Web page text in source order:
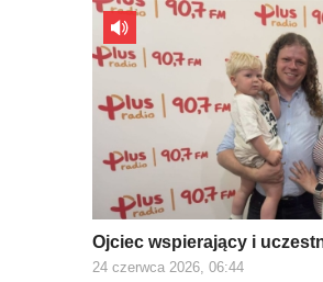
Ojciec wspierający i
24 czerwca 2026, 06:44